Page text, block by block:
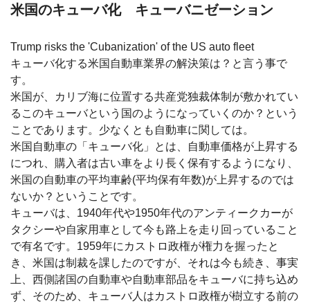
米国のキューバ化 キューバニゼーション
Trump risks the 'Cubanization' of the US auto fleet
キューバ化する米国自動車業界の解決策は？と言う事で
す。
米国が、カリブ海に位置する共産党独裁体制が敷かれてい
るこのキューバという国のようになっていくのか？という
ことであります。少なくとも自動車に関しては。
米国自動車の「キューバ化」とは、自動車価格が上昇する
につれ、購入者は古い車をより長く保有するようになり、
米国の自動車の平均車齢(平均保有年数)が上昇するのでは
ないか？ということです。
キューバは、1940年代や1950年代のアンティークカーが
タクシーや自家用車として今も路上を走り回っていること
で有名です。1959年にカストロ政権が権力を握ったと
き、米国は制裁を課したのですが、それは今も続き、事実
上、西側諸国の自動車や自動車部品をキューバに持ち込め
ず、そのため、キューバ人はカストロ政権が樹立する前の